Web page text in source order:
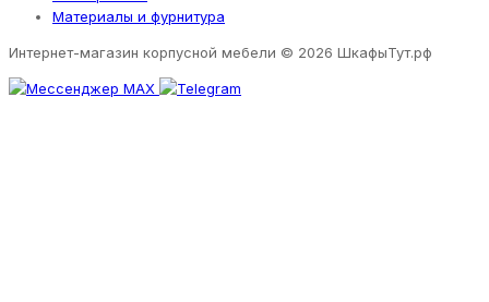
Материалы и фурнитура
Интернет-магазин корпусной мебели © 2026 ШкафыТут.рф